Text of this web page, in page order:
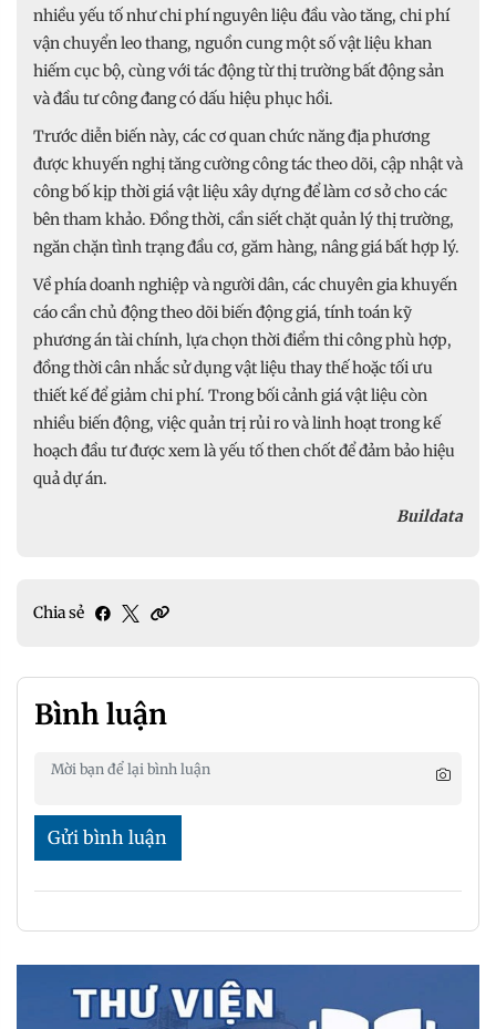
nhiều yếu tố như chi phí nguyên liệu đầu vào tăng, chi phí
vận chuyển leo thang, nguồn cung một số vật liệu khan
hiếm cục bộ, cùng với tác động từ thị trường bất động sản
và đầu tư công đang có dấu hiệu phục hồi.
Trước diễn biến này, các cơ quan chức năng địa phương
được khuyến nghị tăng cường công tác theo dõi, cập nhật và
công bố kịp thời giá vật liệu xây dựng để làm cơ sở cho các
bên tham khảo. Đồng thời, cần siết chặt quản lý thị trường,
ngăn chặn tình trạng đầu cơ, găm hàng, nâng giá bất hợp lý.
Về phía doanh nghiệp và người dân, các chuyên gia khuyến
cáo cần chủ động theo dõi biến động giá, tính toán kỹ
phương án tài chính, lựa chọn thời điểm thi công phù hợp,
đồng thời cân nhắc sử dụng vật liệu thay thế hoặc tối ưu
thiết kế để giảm chi phí. Trong bối cảnh giá vật liệu còn
nhiều biến động, việc quản trị rủi ro và linh hoạt trong kế
hoạch đầu tư được xem là yếu tố then chốt để đảm bảo hiệu
quả dự án.
Buildata
Chia sẻ
Bình luận
Gửi bình luận